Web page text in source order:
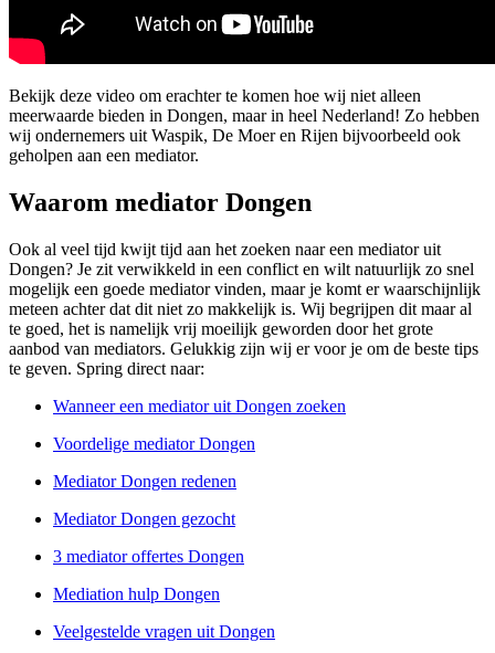
Bekijk deze video om erachter te komen hoe wij niet alleen
meerwaarde bieden in Dongen, maar in heel Nederland! Zo hebben
wij ondernemers uit Waspik, De Moer en Rijen bijvoorbeeld ook
geholpen aan een mediator.
Waarom mediator Dongen
Ook al veel tijd kwijt tijd aan het zoeken naar een mediator uit
Dongen? Je zit verwikkeld in een conflict en wilt natuurlijk zo snel
mogelijk een goede mediator vinden, maar je komt er waarschijnlijk
meteen achter dat dit niet zo makkelijk is. Wij begrijpen dit maar al
te goed, het is namelijk vrij moeilijk geworden door het grote
aanbod van mediators. Gelukkig zijn wij er voor je om de beste tips
te geven. Spring direct naar:
Wanneer een mediator uit Dongen zoeken
Voordelige mediator Dongen
Mediator Dongen redenen
Mediator Dongen gezocht
3 mediator offertes Dongen
Mediation hulp Dongen
Veelgestelde vragen uit Dongen